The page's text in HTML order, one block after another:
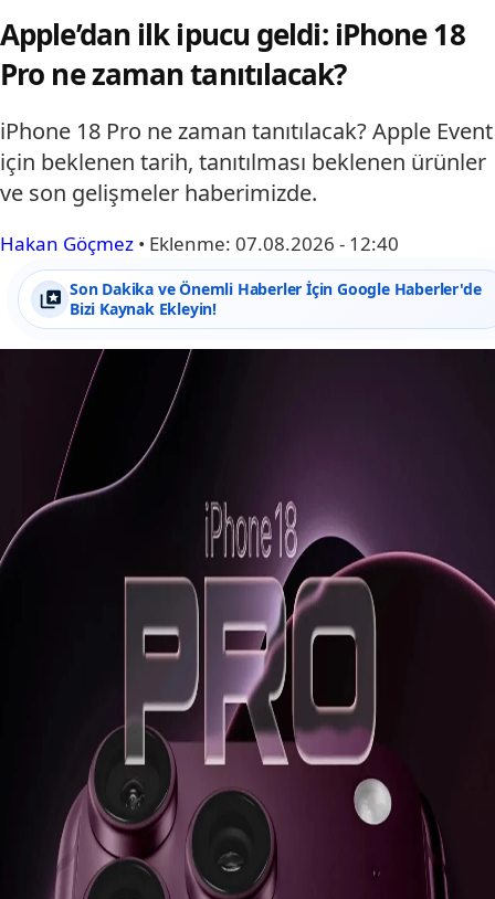
Apple’dan ilk ipucu geldi: iPhone 18
Pro ne zaman tanıtılacak?
iPhone 18 Pro ne zaman tanıtılacak? Apple Event
için beklenen tarih, tanıtılması beklenen ürünler
ve son gelişmeler haberimizde.
Hakan Göçmez • Eklenme: 07.08.2026 - 12:40
Son Dakika ve Önemli Haberler İçin Google Haberler'de
Bizi Kaynak Ekleyin!